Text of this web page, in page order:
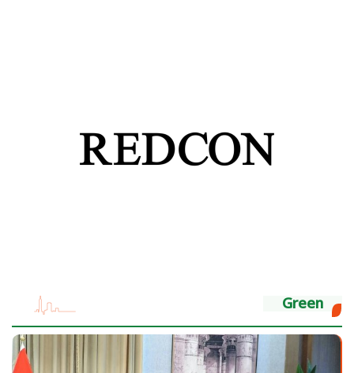
Green